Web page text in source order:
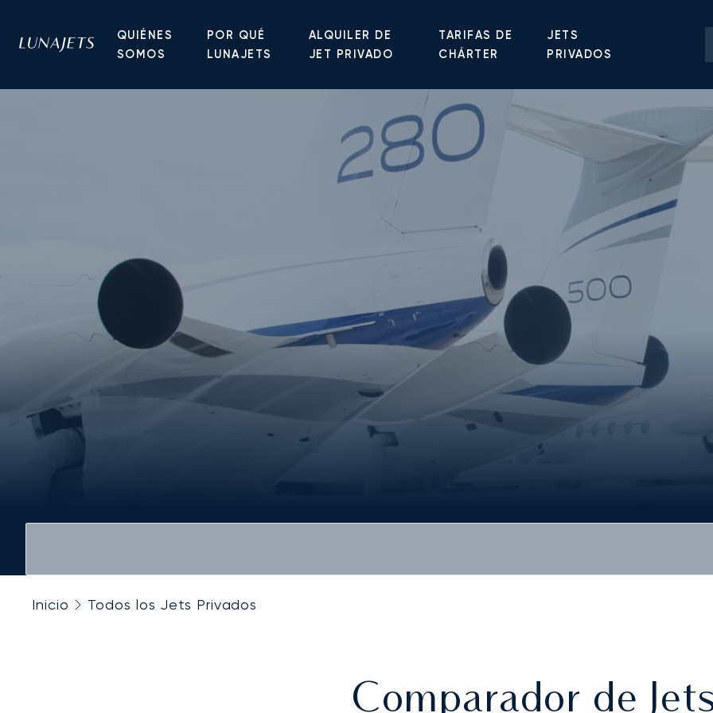
QUIÉNES
SOMOS
POR QUÉ
LUNAJETS
ALQUILER DE
JET PRIVADO
TARIFAS DE
CHÁRTER
JETS
PRIVADOS
Inicio Todos los Jets Privados
Comparador de